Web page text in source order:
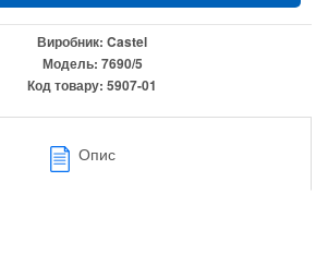
Виробник: Castel
Модель: 7690/5
Код товару: 5907-01
Опис